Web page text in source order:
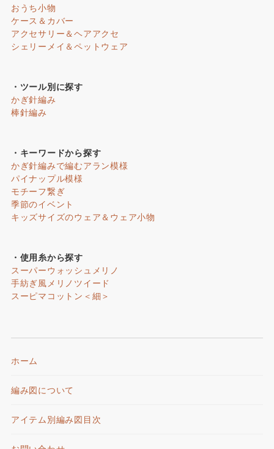
おうち小物
ケース＆カバー
アクセサリー＆ヘアアクセ
シェリーメイ＆ペットウェア
・ツール別に探す
かぎ針編み
棒針編み
・キーワードから探す
かぎ針編みで編むアラン模様
パイナップル模様
モチーフ繋ぎ
季節のイベント
キッズサイズのウェア＆ウェア小物
・使用糸から探す
スーパーウォッシュメリノ
手紡ぎ風メリノツイード
スーピマコットン＜細＞
ホーム
編み図について
アイテム別編み図目次